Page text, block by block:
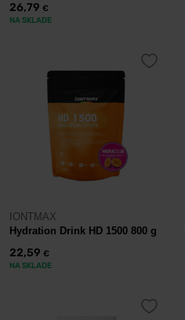
26,79 €
NA SKLADE
IONTMAX
Hydration Drink HD 1500 800 g
22,59 €
NA SKLADE